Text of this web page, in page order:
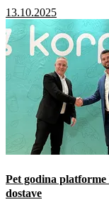
13.10.2025
Pet godina
dostave